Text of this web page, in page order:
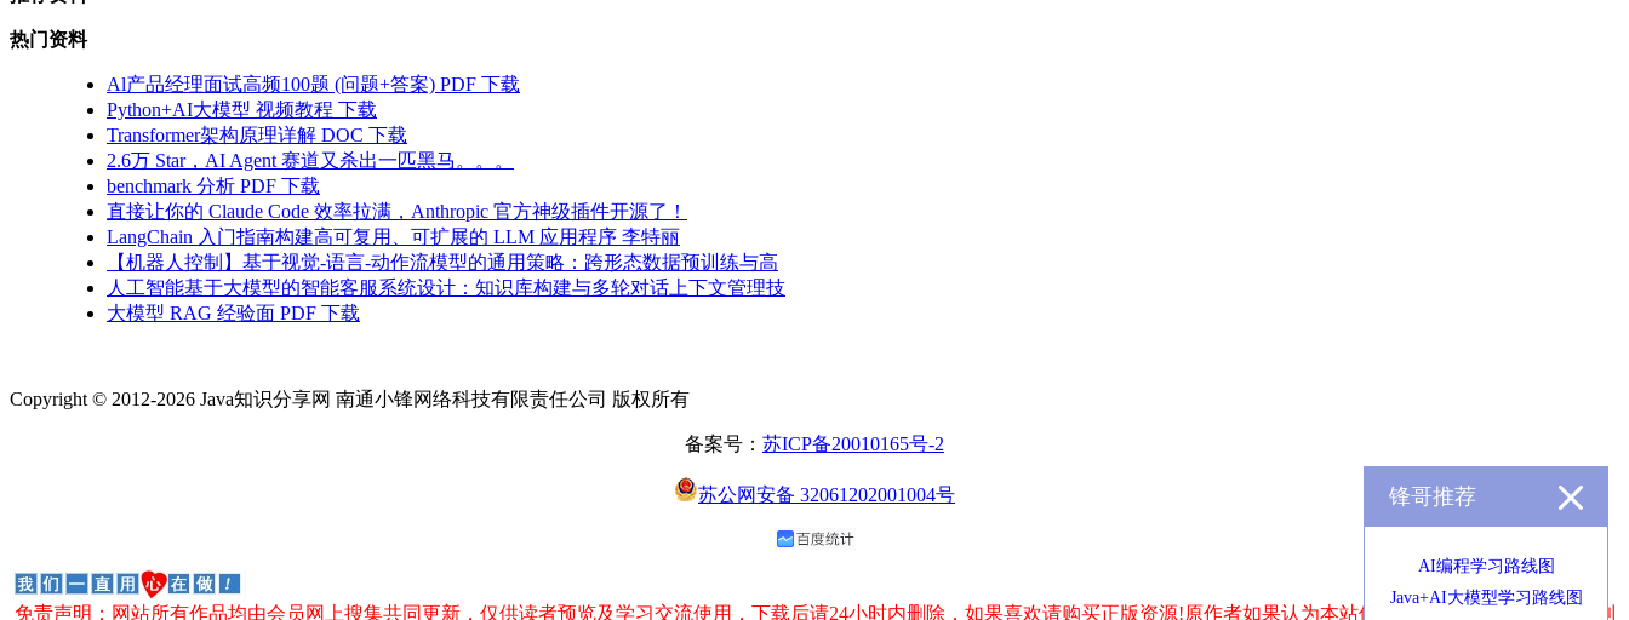
热门资料
Al产品经理面试高频100题 (问题+答案) PDF 下载
Python+AI大模型 视频教程 下载
Transformer架构原理详解 DOC 下载
2.6万 Star，AI Agent 赛道又杀出一匹黑马。。。
benchmark 分析 PDF 下载
直接让你的 Claude Code 效率拉满，Anthropic 官方神级插件开源了！
LangChain 入门指南构建高可复用、可扩展的 LLM 应用程序 李特丽
【机器人控制】基于视觉-语言-动作流模型的通用策略：跨形态数据预训练与高
人工智能基于大模型的智能客服系统设计：知识库构建与多轮对话上下文管理技
大模型 RAG 经验面 PDF 下载
Copyright © 2012-2026 Java知识分享网 南通小锋网络科技有限责任公司 版权所有
备案号： 苏ICP备20010165号-2
苏公网安备 32061202001004号
免责声明：网站所有作品均由会员网上搜集共同更新，仅供读者预览及学习交流使用，下载后请24小时内删除，如果喜欢请购买正版资源!原作者如果认为本站侵犯了您的版权,请发送邮件到
锋哥推荐
AI编程学习路线图
Java+AI大模型学习路线图